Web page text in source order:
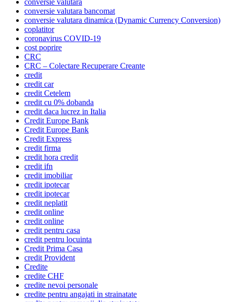
conversie valutara
conversie valutara bancomat
conversie valutara dinamica (Dynamic Currency Conversion)
coplatitor
coronavirus COVID-19
cost poprire
CRC
CRC – Colectare Recuperare Creante
credit
credit car
credit Cetelem
credit cu 0% dobanda
credit daca lucrez in Italia
Credit Europe Bank
Credit Europe Bank
Credit Express
credit firma
credit hora credit
credit ifn
credit imobiliar
credit ipotecar
credit ipotecar
credit neplatit
credit online
credit online
credit pentru casa
credit pentru locuinta
Credit Prima Casa
credit Provident
Credite
credite CHF
credite nevoi personale
credite pentru angajati in strainatate